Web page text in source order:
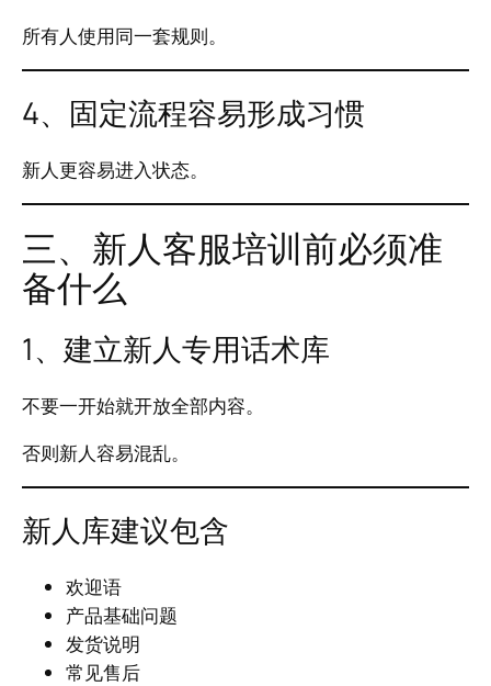
所有人使用同一套规则。
4、固定流程容易形成习惯
新人更容易进入状态。
三、新人客服培训前必须准
备什么
1、建立新人专用话术库
不要一开始就开放全部内容。
否则新人容易混乱。
新人库建议包含
欢迎语
产品基础问题
发货说明
常见售后